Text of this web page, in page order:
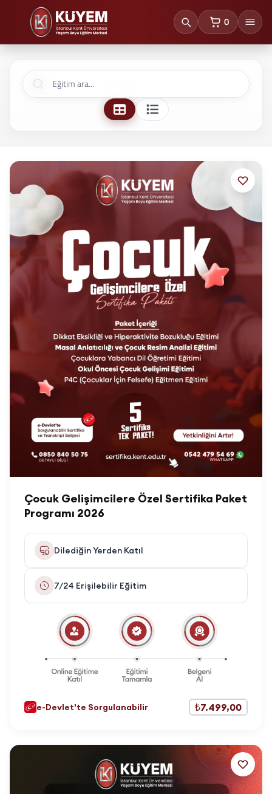
0
sepetteki
Çocuk Gelişimcilere Özel Sertifika Paket
Programı 2026
Dilediğin Yerden Katıl
7/24 Erişilebilir Eğitim
e-Devlet'te Sorgulanabilir ₺7.499,00